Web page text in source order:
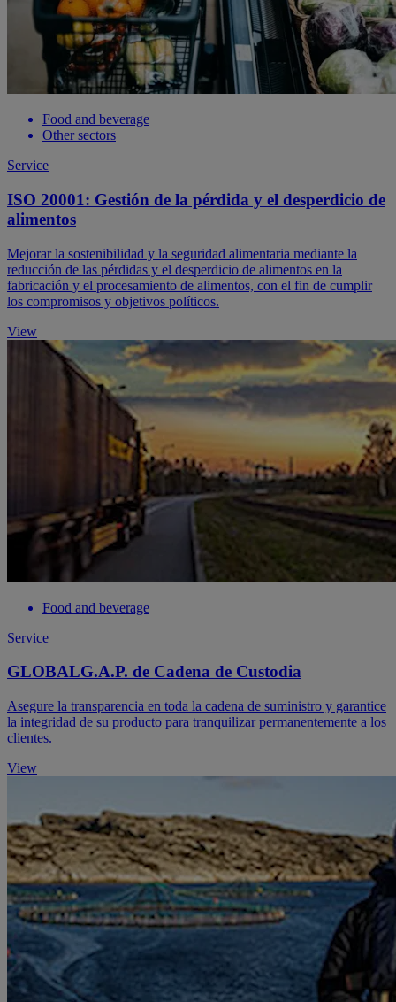
Food and beverage
Other sectors
Service
ISO 20001: Gestión de la pérdida y el desperdicio de
alimentos
Mejorar la sostenibilidad y la seguridad alimentaria mediante la
reducción de las pérdidas y el desperdicio de alimentos en la
fabricación y el procesamiento de alimentos, con el fin de cumplir
los compromisos y objetivos políticos.
View
Food and beverage
Service
GLOBALG.A.P. de Cadena de Custodia
Asegure la transparencia en toda la cadena de suministro y garantice
la integridad de su producto para tranquilizar permanentemente a los
clientes.
View